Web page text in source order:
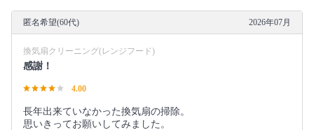
匿名希望(60代) 2026年07月
換気扇クリーニング(レンジフード)
感謝！
4.00
長年出来ていなかった換気扇の掃除。
思いきってお願いしてみました。